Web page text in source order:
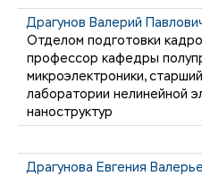
Драгунов Валерий
Отделом подготовки
профессор кафедры
микроэлектроники,
лаборатории нелинейной
наноструктур
Драгунова Евгения